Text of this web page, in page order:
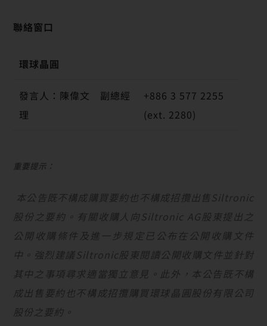
聯絡窗口
環球晶圓
發言人：陳偉文 副總經
理
+886 3 577 2255
(ext. 2280)
重要提示：
本公告既不構成購買要約也不構成招攬出售 Siltronic
股份之要約。有關收購人向Siltronic AG股東提出之
公開收購條件及進一步規定已公布在公開收購文件
中。強烈建議Siltronic 股東閱讀公開收購文件並針對
其中之事項尋求適當獨立意見。此外，本公告既不構
成出售要約也不構成招攬購買環球晶圓股份有限公司
股份之要約。